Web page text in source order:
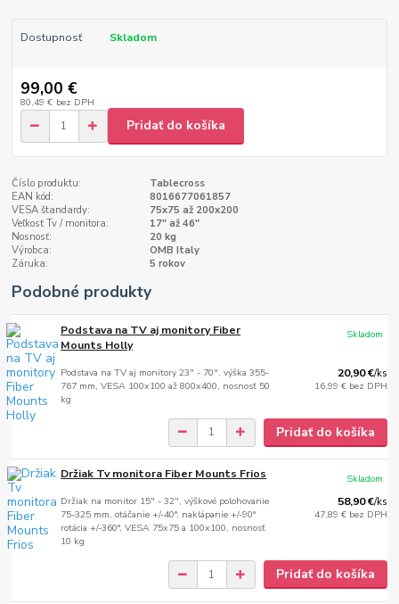
Dostupnosť Skladom
99,00 €
80,49 € bez DPH
Pridať do košíka
Číslo produktu:
Tablecross
EAN kód:
8016677061857
VESA štandardy:
75x75 až 200x200
Veľkosť Tv / monitora:
17" až 46"
Nosnosť:
20 kg
Výrobca:
OMB Italy
Záruka:
5 rokov
Podobné produkty
Podstava na TV aj monitory Fiber
Mounts Holly
Podstava na TV aj monitory 23" - 70", výška 355-
767 mm, VESA 100x100 až 800x400, nosnosť 50
kg
20,90 €/ks
16,99 € bez DPH
Skladom
Pridať do košíka
Držiak Tv monitora Fiber Mounts Frios
Držiak na monitor 15" - 32", výškové polohovanie
75-325 mm, otáčanie +/-40°, naklápanie +/-90°
rotácia +/-360°, VESA 75x75 a 100x100, nosnosť
10 kg
58,90 €/ks
47,89 € bez DPH
Skladom
Pridať do košíka